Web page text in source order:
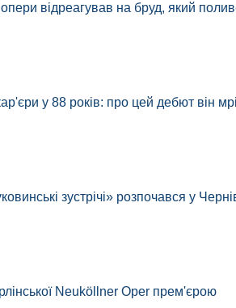
відреагував на бруд, який
у 88 років: про цей дебют він
зустрічі» розпочався у
Neuköllner Oper прем'єрою